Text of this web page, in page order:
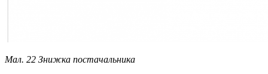
Мал. 22 Знижка постачальника